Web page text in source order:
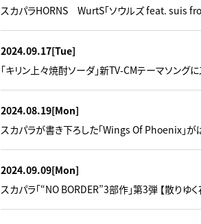
スカパラHORNS WurtS「ソウルズ feat. suis
2024.09.17[Tue]
「キリン上々焼酎ソーダ」新TV-CMテーマソング
2024.08.19[Mon]
スカパラが書き下ろした「Wings Of Phoenix」が
2024.09.09[Mon]
スカパラ「“NO BORDER”3部作」第3弾 【散りゆ